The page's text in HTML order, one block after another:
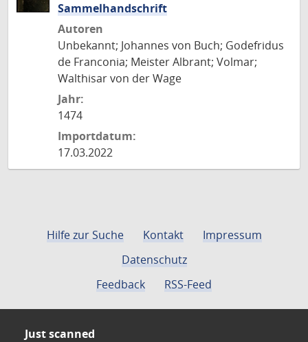
Sammelhandschrift
Autoren
Unbekannt; Johannes von Buch; Godefridus
de Franconia; Meister Albrant; Volmar;
Walthisar von der Wage
Jahr:
1474
Importdatum:
17.03.2022
Hilfe zur Suche Kontakt
Impressum
Datenschutz
Feedback
RSS-Feed
Just scanned